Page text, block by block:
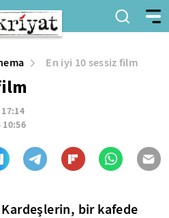
En iyi 10 sessiz film
10:56
Kardeşlerin, bir kafede